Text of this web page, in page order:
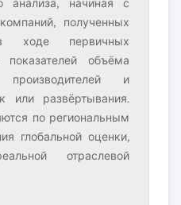
анализа, начиная с
полученных
в ходе первичных
объёма
и
или развёртывания.
по региональным
глобальной оценки,
отраслевой